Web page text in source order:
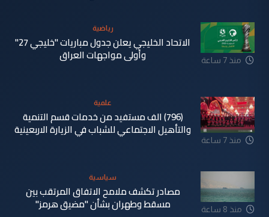
منذ 7 ساعة
رياضية
الاتحاد الخليجي يعلن جدول مباريات "خليجي 27"
وأولى مواجهات العراق
منذ 7 ساعة
علمية
(796) الف مستفيد من خدمات قسم التنمية
والتأهيل الاجتماعي للشباب في الزيارة الاربعينية
منذ 8 ساعة
سياسية
مصادر تكشف ملامح الاتفاق المرتقب بين
مسقط وطهران بشأن "مضيق هرمز"